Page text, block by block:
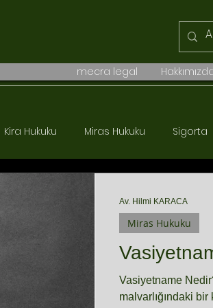
mecra legal
Kira Hukuku Miras Hukuku Sigorta
Vasiyetname
malvarlığındaki bir
Miras Hukuku
Av. Hilmi KARACA